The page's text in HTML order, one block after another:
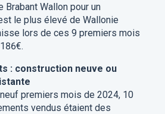
Brabant Wallon pour un
le plus élevé de Wallonie
lors de ces 9 premiers mois
: construction neuve ou
premiers mois de 2024, 10
vendus étaient des